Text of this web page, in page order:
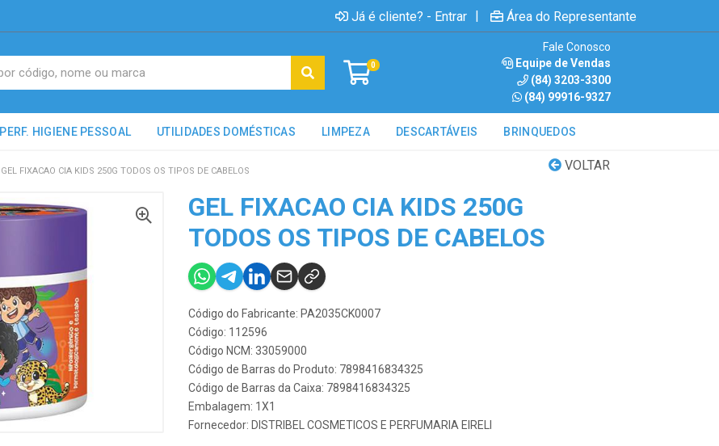
Já é cliente? - Entrar | Área do Representante
0
Fale Conosco
Equipe de Vendas
(84) 3203-3300
(84) 99916-9327
PERF. HIGIENE PESSOAL UTILIDADES DOMÉSTICAS LIMPEZA DESCARTÁVEIS BRINQUEDOS
VOLTAR
GEL FIXACAO CIA KIDS 250G TODOS OS TIPOS DE CABELOS
GEL FIXACAO CIA KIDS 250G
TODOS OS TIPOS DE CABELOS
Código do Fabricante: PA2035CK0007
Código: 112596
Código NCM: 33059000
Código de Barras do Produto: 7898416834325
Código de Barras da Caixa: 7898416834325
Embalagem: 1X1
Fornecedor: DISTRIBEL COSMETICOS E PERFUMARIA EIRELI